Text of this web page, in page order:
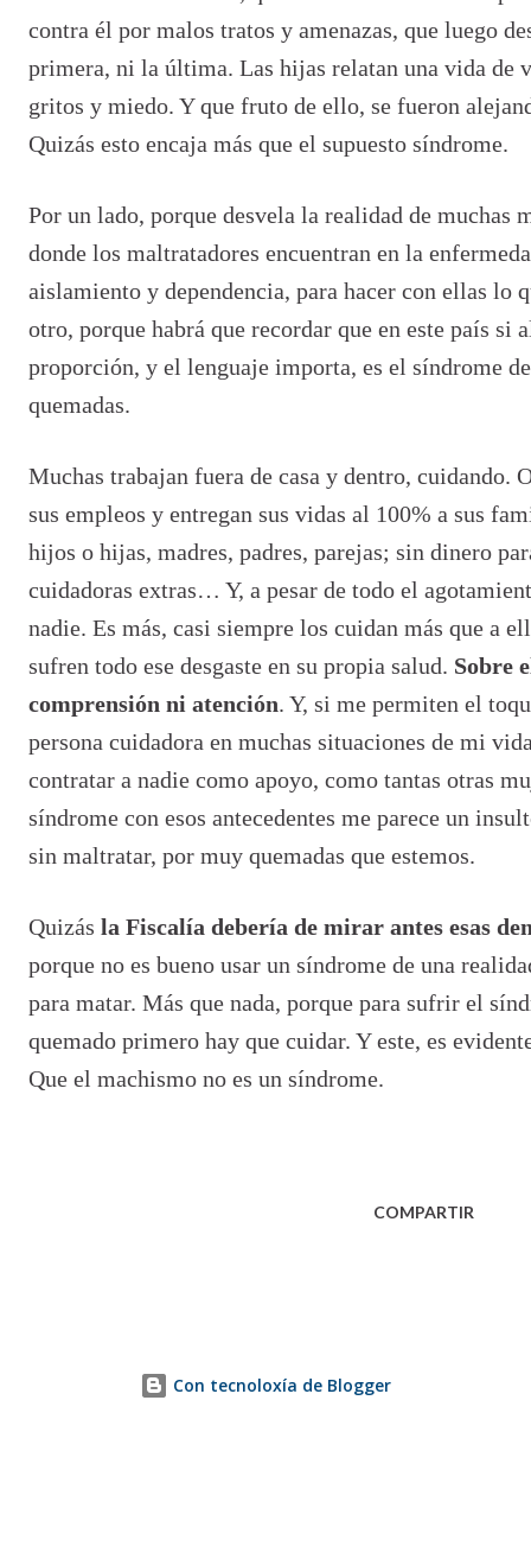
contra él por malos tratos y amenazas, que luego
primera, ni la última. Las hijas relatan una vida de
gritos y miedo. Y que fruto de ello, se fueron
Quizás esto encaja más que el supuesto síndrome.
Por un lado, porque desvela la realidad de muchas
donde los maltratadores encuentran en la
aislamiento y dependencia, para hacer con ellas lo
otro, porque habrá que recordar que en este país si
proporción, y el lenguaje importa, es el síndrome
quemadas.
Muchas trabajan fuera de casa y dentro, cuidando.
sus empleos y entregan sus vidas al 100% a sus
hijos o hijas, madres, padres, parejas; sin dinero
cuidadoras extras… Y, a pesar de todo el
nadie. Es más, casi siempre los cuidan más que a
sufren todo ese desgaste en su propia salud. Sobre
comprensión ni atención. Y, si me permiten el
persona cuidadora en muchas situaciones de mi
contratar a nadie como apoyo, como tantas otras
síndrome con esos antecedentes me parece un
sin maltratar, por muy quemadas que estemos.
Quizás la Fiscalía debería de mirar antes esas
porque no es bueno usar un síndrome de una
para matar. Más que nada, porque para sufrir el
quemado primero hay que cuidar. Y este, es
Que el machismo no es un síndrome.
COMPARTIR
Con tecnoloxía de Blogger